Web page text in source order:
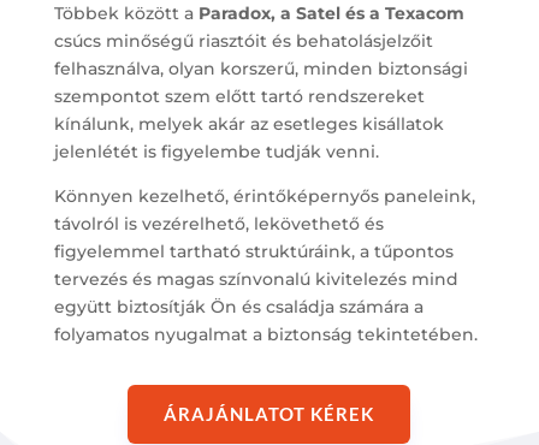
Többek között a Paradox, a Satel és a Texacom
csúcs minőségű riasztóit és behatolásjelzőit
felhasználva, olyan korszerű, minden biztonsági
szempontot szem előtt tartó rendszereket
kínálunk, melyek akár az esetleges kisállatok
jelenlétét is figyelembe tudják venni.
Könnyen kezelhető, érintőképernyős paneleink,
távolról is vezérelhető, lekövethető és
figyelemmel tartható struktúráink, a tűpontos
tervezés és magas színvonalú kivitelezés mind
együtt biztosítják Ön és családja számára a
folyamatos nyugalmat a biztonság tekintetében.
ÁRAJÁNLATOT KÉREK